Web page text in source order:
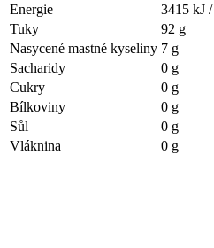
Energie 3415 kJ /
Tuky
92 g
Nasycené mastné kyseliny 7 g
Sacharidy
0 g
Cukry
0 g
Bílkoviny
0 g
Sůl
0 g
Vláknina
0 g